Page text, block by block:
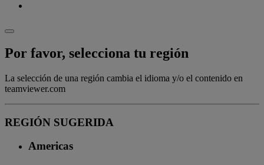
Por favor, selecciona tu región
La selección de una región cambia el idioma y/o el contenido en
teamviewer.com
REGIÓN SUGERIDA
Americas